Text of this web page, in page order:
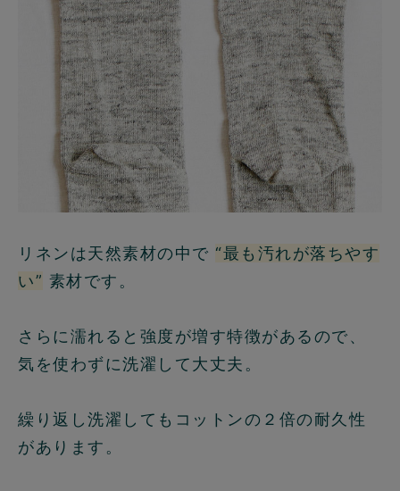
リネンは天然素材の中で “最も汚れが落ちやす
い” 素材です。
さらに濡れると強度が増す特徴があるので、
気を使わずに洗濯して大丈夫。
繰り返し洗濯してもコットンの２倍の耐久性
があります。